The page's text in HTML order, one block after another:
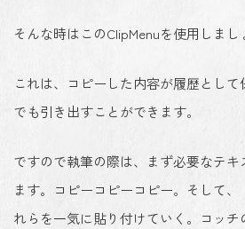
そんな時はこのClipMenuを使用しまし
これは、コピーした内容が履歴とし
でも引き出すことができます。
ですので執筆の際は、まず必要なテキ
ます。コピーコピーコピー。そして、
れらを一気に貼り付けていく。コッチ